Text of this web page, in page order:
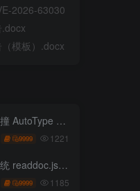
2026-63030
模板）.docx
过远程代码执行
9999 1221
存在任意文件读取
9999 1185